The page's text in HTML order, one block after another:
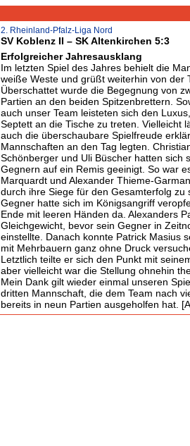
2. Rheinland-Pfalz-Liga Nord
SV Koblenz II – SK Altenkirchen 5:3
Erfolgreicher Jahresausklang
Im letzten Spiel des Jahres behielt die
weiße Weste und grüßt weiterhin von der
Überschattet wurde die Begegnung von
Partien an den beiden Spitzenbrettern.
auch unser Team leisteten sich den
Septett an die Tische zu treten. Vielleicht
auch die überschaubare Spielfreude
Mannschaften an den Tag legten.
Schönberger und Uli Büscher hatten sich
Gegnern auf ein Remis geeinigt. So war
Marquardt und Alexander Thieme-
durch ihre Siege für den Gesamterfolg zu
Gegner hatte sich im Königsangriff
Ende mit leeren Händen da. Alexanders
Gleichgewicht, bevor sein Gegner in
einstellte. Danach konnte Patrick Masius
mit Mehrbauern ganz ohne Druck
Letztlich teilte er sich den Punkt mit
aber vielleicht war die Stellung ohnehin
Mein Dank gilt wieder einmal unseren
dritten Mannschaft, die dem Team nach
bereits in neun Partien ausgeholfen hat.